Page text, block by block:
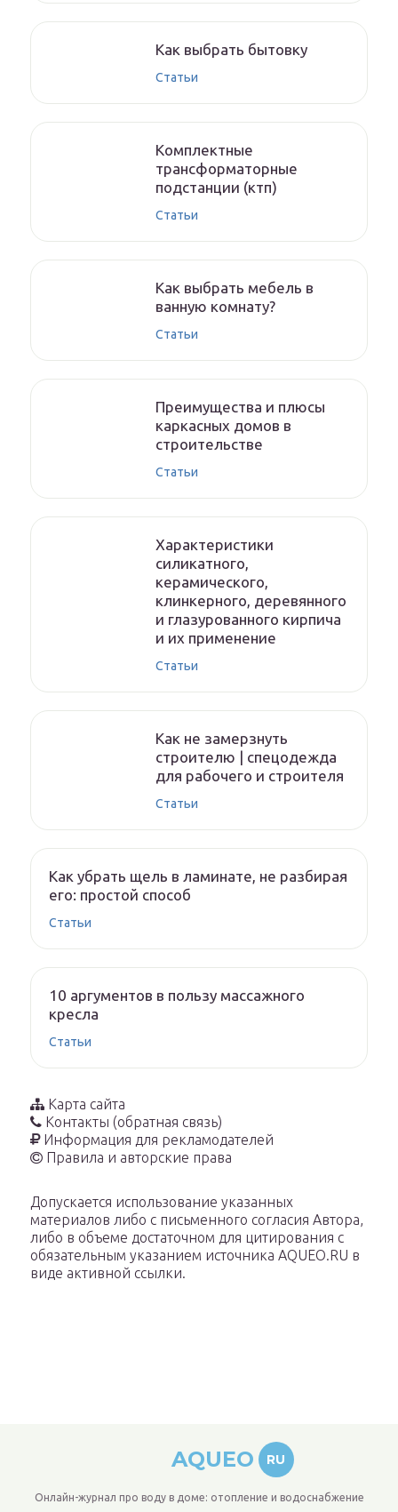
Как выбрать бытовку
Статьи
Комплектные
трансформаторные
подстанции (ктп)
Статьи
Как выбрать мебель в
ванную комнату?
Статьи
Преимущества и плюсы
каркасных домов в
строительстве
Статьи
Характеристики
силикатного,
керамического,
клинкерного, деревянного
и глазурованного кирпича
и их применение
Статьи
Как не замерзнуть
строителю | спецодежда
для рабочего и строителя
Статьи
Как убрать щель в ламинате, не разбирая
его: простой способ
Статьи
10 аргументов в пользу массажного
кресла
Статьи
Карта сайта
Контакты (обратная связь)
Информация для рекламодателей
Правила и авторские права
Допускается использование указанных
материалов либо с письменного согласия Автора,
либо в объеме достаточном для цитирования с
обязательным указанием источника AQUEO.RU в
виде активной ссылки.
AQUEO RU
Онлайн-журнал про воду в доме: отопление и водоснабжение